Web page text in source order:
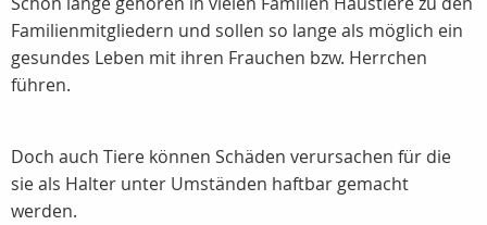
Familienmitgliedern und sollen so lange als möglich ein
gesundes Leben mit ihren Frauchen bzw. Herrchen
führen.
Doch auch Tiere können Schäden verursachen für die
sie als Halter unter Umständen haftbar gemacht
werden.